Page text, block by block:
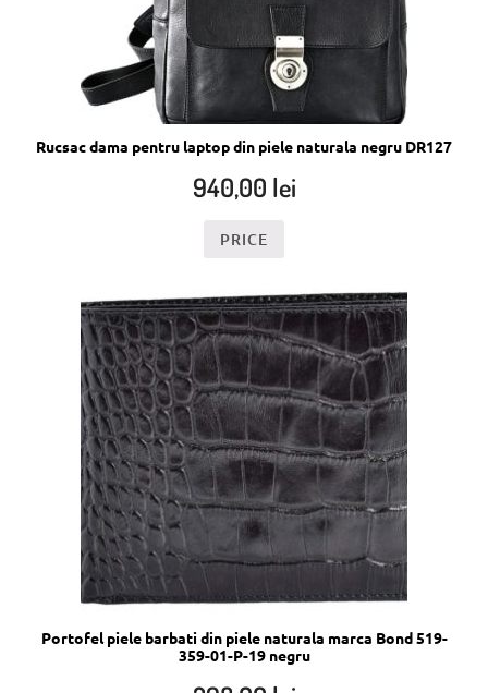
Rucsac dama pentru laptop din piele naturala negru DR127
940,00 lei
PRICE
Portofel piele barbati din piele naturala marca Bond 519-
359-01-P-19 negru